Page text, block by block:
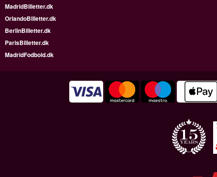
MadridBilletter.dk
OrlandoBilletter.dk
BerlinBilletter.dk
ParisBilletter.dk
MadridFodbold.dk